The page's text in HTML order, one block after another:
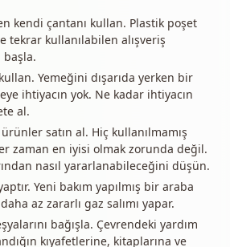
kendi çantanı kullan. Plastik poşet
tekrar kullanılabilen alışveriş
başla.
Yemeğini dışarıda yerken bir
ihtiyacın yok. Ne kadar ihtiyacın
al.
satın al. Hiç kullanılmamış
zaman en iyisi olmak zorunda değil.
nasıl yararlanabileceğini düşün.
Yeni bakım yapılmış bir araba
az zararlı gaz salımı yapar.
bağışla. Çevrendeki yardım
kıyafetlerine, kitaplarına ve